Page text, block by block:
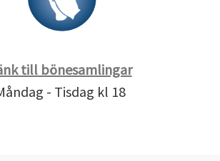
till bönesamlingar
- Tisdag kl 18